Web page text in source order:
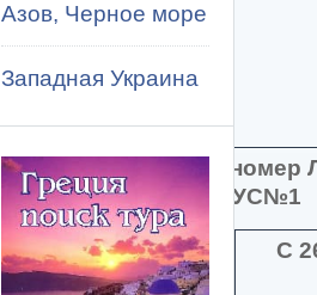
4-х местный номер
КОРПУС№1
ДО 25.06.19 С
Азов, Черное море
Западная Украина